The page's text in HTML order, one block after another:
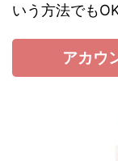
いう方法でも
アカウ